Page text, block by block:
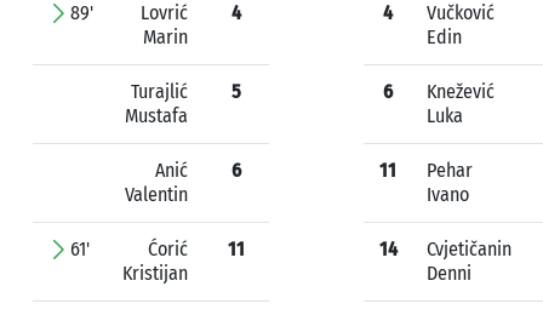
89'
Lovrić
Marin
4
Turajlić
Mustafa
5
Anić
Valentin
6
61'
Ćorić
Kristijan
11
4
Vučković
Edin
6
Knežević
Luka
11
Pehar
Ivano
14
Cvjetičanin
Denni